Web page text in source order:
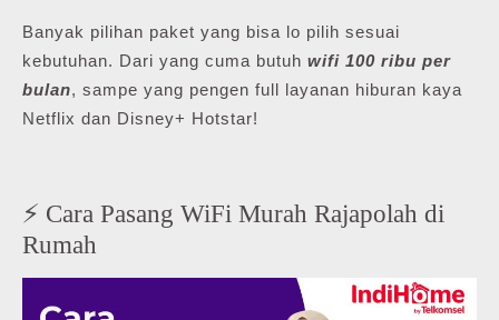
Banyak pilihan paket yang bisa lo pilih sesuai
kebutuhan. Dari yang cuma butuh wifi 100 ribu per
bulan, sampe yang pengen full layanan hiburan kaya
Netflix dan Disney+ Hotstar!
⚡ Cara Pasang WiFi Murah Rajapolah di
Rumah